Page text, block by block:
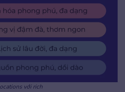
với rich